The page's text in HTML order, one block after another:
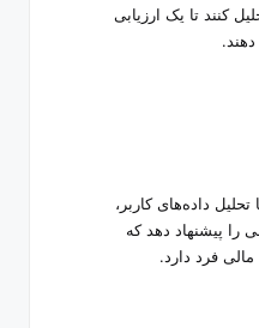
کنند تا یک ارزیابی
.
داده‌های کاربر،
را پیشنهاد دهد که
مالی فرد دارد.